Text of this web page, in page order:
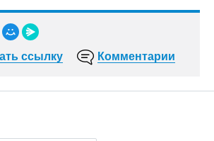
ссылку Комментарии